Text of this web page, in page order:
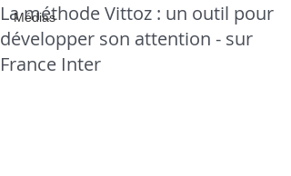
Médias
La méthode Vittoz : un outil pour
développer son attention - sur
France Inter